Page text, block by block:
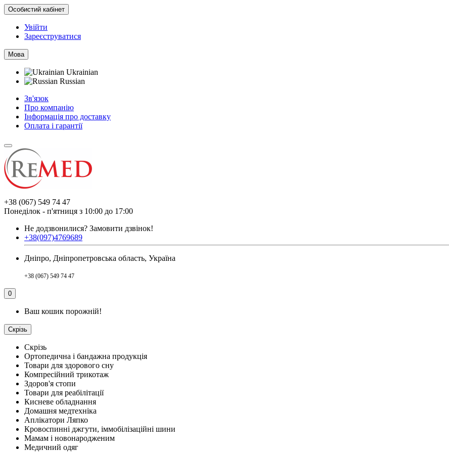
Особистий кабінет
Увійти
Зареєструватися
Мова
Ukrainian
Russian
Зв'язок
Про компанію
Інформація про доставку
Оплата і гарантії
+38 (067) 549 74 47
Понеділок - п'ятниця з 10:00 до 17:00
Не додзвонилися? Замовити дзвінок!
+38(097)4769689
Дніпро, Дніпропетровська область, Україна
+38 (067) 549 74 47
0
Ваш кошик порожній!
Скрізь
Скрізь
Ортопедична і бандажна продукція
Товари для здорового сну
Компресійний трикотаж
Здоров'я стопи
Товари для реабілітації
Кисневе обладнання
Домашня медтехніка
Аплікатори Ляпко
Кровоспинні джгути, іммобілізаційні шини
Мамам і новонародженим
Медичний одяг